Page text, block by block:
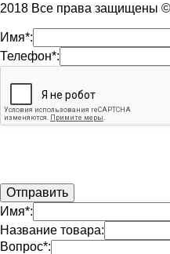
2018 Все права
Имя*:
Телефон*:
Имя*:
Название товара:
Вопрос*: